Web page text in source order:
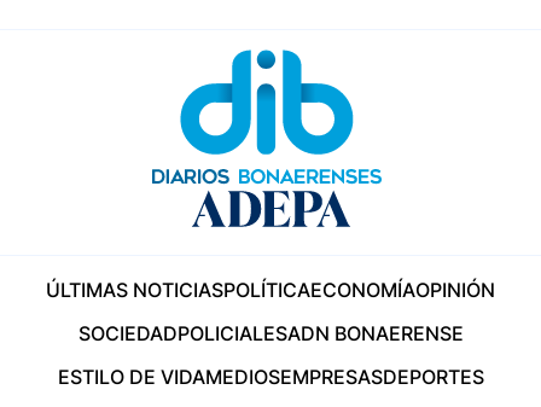
ÚLTIMAS NOTICIASPOLÍTICAECONOMÍAOPINIÓN
SOCIEDADPOLICIALESADN BONAERENSE
ESTILO DE VIDAMEDIOSEMPRESASDEPORTES